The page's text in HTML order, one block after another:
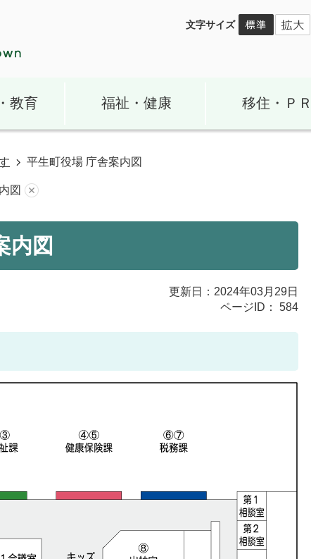
文字サイズ
教育 福祉・健康 移住・ＰＲ
平生町役場 庁舎案内図
図
内図
更新日：2024年03月29日
ページID：
584